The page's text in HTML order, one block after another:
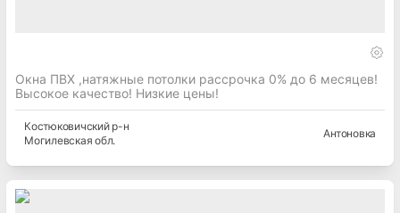
Окна ПВХ ,натяжные потолки рассрочка 0% до 6 месяцев!
Высокое качество! Низкие цены!
Костюковичскийр-н
Могилевская обл.
Антоновка